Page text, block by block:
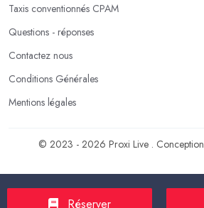
Taxis conventionnés CPAM
Questions - réponses
Contactez nous
Conditions Générales
Mentions légales
© 2023 - 2026 Proxi Live . Conception
Réserver